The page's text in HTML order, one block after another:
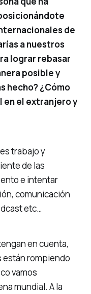
de
a nuestros
lograr rebasar
posible y
hecho? ¿Cómo
en el extranjero y
trabajo y
de las
e intentar
comunicación
etc…
en cuenta,
están rompiendo
vamos
mundial. A la